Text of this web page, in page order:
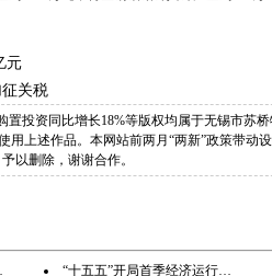
元
关税
置投资同比增长18%等版权均属于无锡市苏
用上述作品。本网站前两月“两新”政策带动
以删除，谢谢合作。
“十五五”开局首季经济运行…